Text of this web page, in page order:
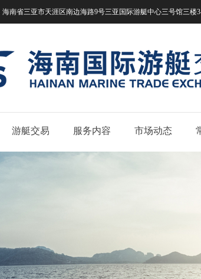
海南省三亚市天涯区南边海路9号三亚国际游艇中心三号馆
游艇交易 服务内容 市场动态